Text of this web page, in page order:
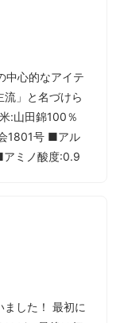
中心的なアイテ
流」と名づけら
:山田錦100％
1801号 ■アル
ミノ酸度:0.9
ました！ 最初に